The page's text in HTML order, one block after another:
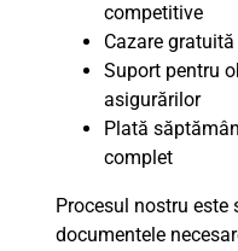
competitive
Cazare
Suport pentru
asigurărilor
Plată
complet
Procesul nostru
documentele